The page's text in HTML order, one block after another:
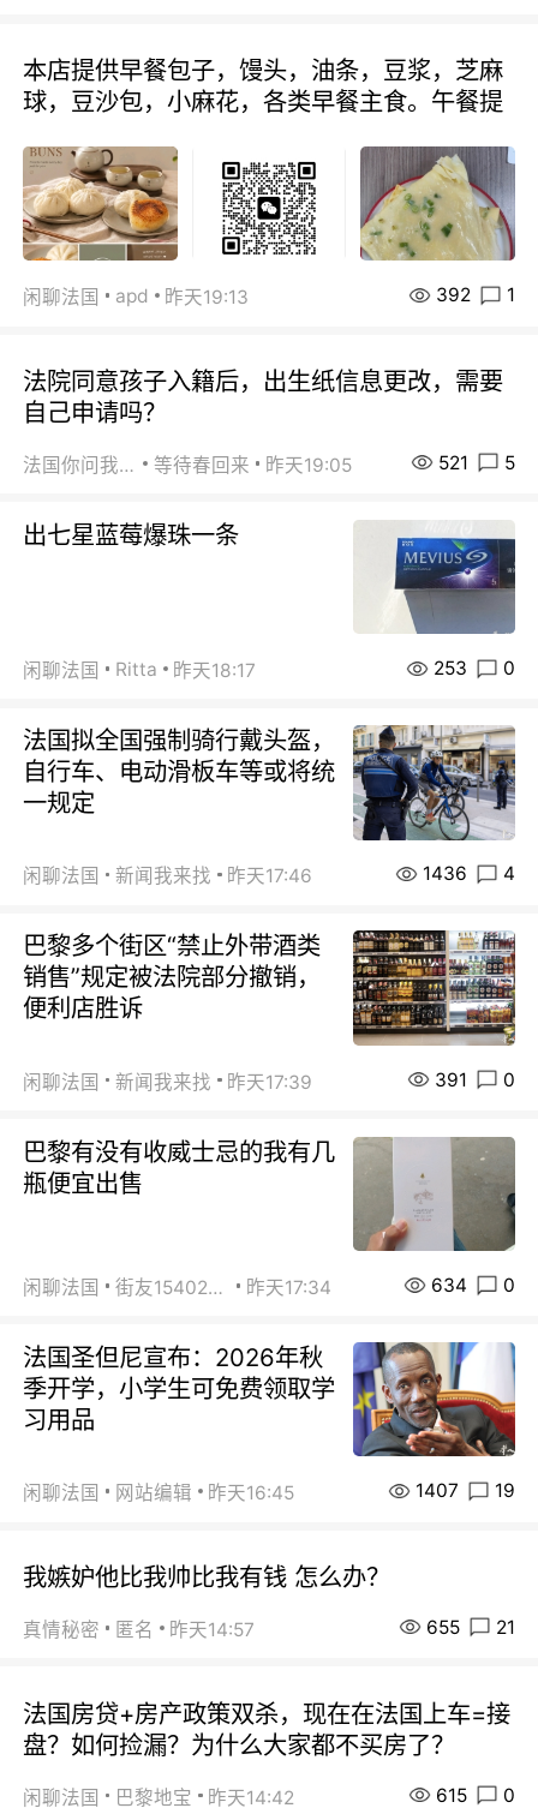
本店提供早餐包子，馒头，油条，豆浆，芝麻
球，豆沙包，小麻花，各类早餐主食。午餐提
闲聊法国 apd 昨天19:13 392 1
法院同意孩子入籍后，出生纸信息更改，需要
自己申请吗？
法国你问我答 等待春回来 昨天19:05 521 5
出七星蓝莓爆珠一条
闲聊法国 Ritta 昨天18:17 253 0
法国拟全国强制骑行戴头盔，
自行车、电动滑板车等或将统
一规定
闲聊法国 新闻我来找 昨天17:46 1436 4
巴黎多个街区“禁止外带酒类
销售”规定被法院部分撤销，
便利店胜诉
闲聊法国 新闻我来找 昨天17:39 391 0
巴黎有没有收威士忌的我有几
瓶便宜出售
闲聊法国 街友15402223 昨天17:34 634 0
法国圣但尼宣布：2026年秋
季开学，小学生可免费领取学
习用品
闲聊法国 网站编辑 昨天16:45 1407 19
我嫉妒他比我帅比我有钱 怎么办？
真情秘密 匿名 昨天14:57 655 21
法国房贷+房产政策双杀，现在在法国上车=接
盘？如何捡漏？为什么大家都不买房了？
闲聊法国 巴黎地宝 昨天14:42 615 0